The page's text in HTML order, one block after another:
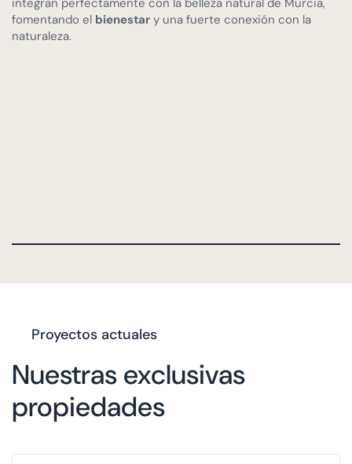
fomentando el bienestar y una fuerte conexión con la
naturaleza.
Proyectos actuales
Nuestras exclusivas
propiedades